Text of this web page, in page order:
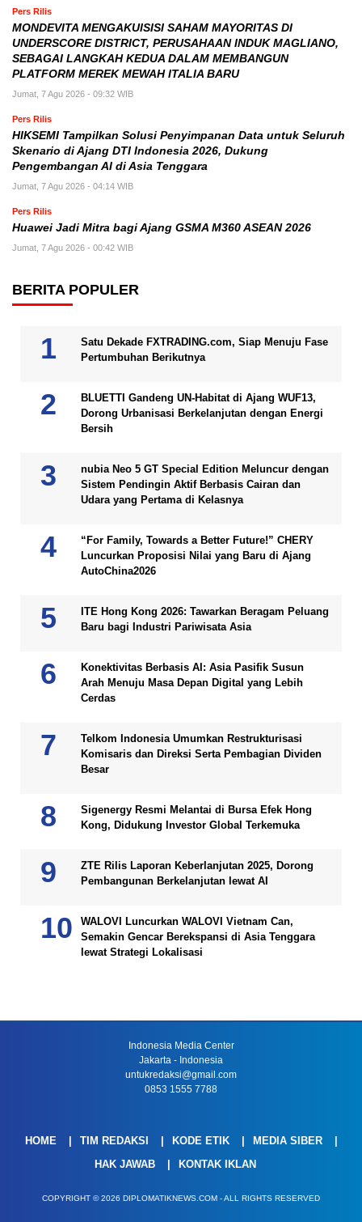
Pers Rilis
MONDEVITA MENGAKUISISI SAHAM MAYORITAS DI
UNDERSCORE DISTRICT, PERUSAHAAN INDUK MAGLIANO,
SEBAGAI LANGKAH KEDUA DALAM MEMBANGUN
PLATFORM MEREK MEWAH ITALIA BARU
Jumat, 7 Agu 2026 - 09:32 WIB
Pers Rilis
HIKSEMI Tampilkan Solusi Penyimpanan Data untuk Seluruh
Skenario di Ajang DTI Indonesia 2026, Dukung
Pengembangan AI di Asia Tenggara
Jumat, 7 Agu 2026 - 04:14 WIB
Pers Rilis
Huawei Jadi Mitra bagi Ajang GSMA M360 ASEAN 2026
Jumat, 7 Agu 2026 - 00:42 WIB
BERITA POPULER
Satu Dekade FXTRADING.com, Siap Menuju Fase
Pertumbuhan Berikutnya
BLUETTI Gandeng UN-Habitat di Ajang WUF13,
Dorong Urbanisasi Berkelanjutan dengan Energi
Bersih
nubia Neo 5 GT Special Edition Meluncur dengan
Sistem Pendingin Aktif Berbasis Cairan dan
Udara yang Pertama di Kelasnya
“For Family, Towards a Better Future!” CHERY
Luncurkan Proposisi Nilai yang Baru di Ajang
AutoChina2026
ITE Hong Kong 2026: Tawarkan Beragam Peluang
Baru bagi Industri Pariwisata Asia
Konektivitas Berbasis AI: Asia Pasifik Susun
Arah Menuju Masa Depan Digital yang Lebih
Cerdas
Telkom Indonesia Umumkan Restrukturisasi
Komisaris dan Direksi Serta Pembagian Dividen
Besar
Sigenergy Resmi Melantai di Bursa Efek Hong
Kong, Didukung Investor Global Terkemuka
ZTE Rilis Laporan Keberlanjutan 2025, Dorong
Pembangunan Berkelanjutan lewat AI
WALOVI Luncurkan WALOVI Vietnam Can,
Semakin Gencar Berekspansi di Asia Tenggara
lewat Strategi Lokalisasi
Indonesia Media Center
Jakarta - Indonesia
untukredaksi@gmail.com
0853 1555 7788
HOME TIM REDAKSI KODE ETIK
MEDIA SIBER
HAK JAWAB
KONTAK IKLAN
COPYRIGHT © 2026 DIPLOMATIKNEWS.COM - ALL RIGHTS RESERVED